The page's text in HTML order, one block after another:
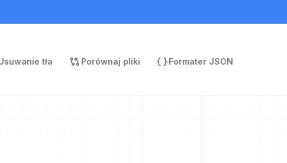
tła Porównaj pliki
Formater JSON